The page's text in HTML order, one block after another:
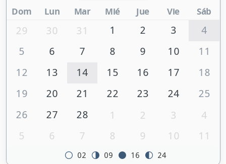
Dom Lun Mar Mié Jue Vie Sáb
29 30 31 1 2 3
4
5
6 7 8 9 10
11
12
13 14 15 16 17
18
19
20 21 22 23 24
25
26
27 28 1 2 3
4
5
6 7 8 9 10 11
02 09 16 24